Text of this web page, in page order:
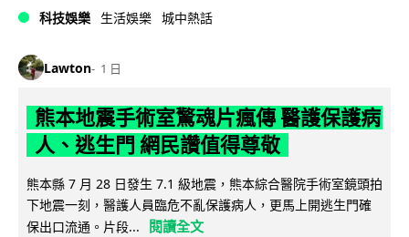
科技娛樂 生活娛樂 城中熱話
Lawton 1 日
熊本地震手術室驚魂片瘋傳 醫護保護病
人、逃生門 網民讚值得尊敬
熊本縣 7 月 28 日發生 7.1 級地震，熊本綜合醫院手術室鏡頭拍
下地震一刻，醫護人員臨危不亂保護病人，更馬上開逃生門確
保出口流通。片段...
閱讀全文